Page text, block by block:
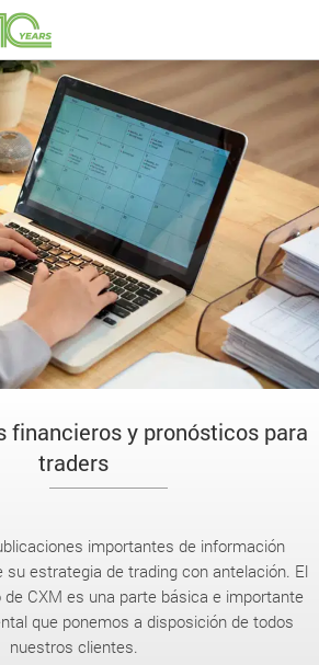
financieros y pronósticos para
traders
importantes de información
su estrategia de trading con antelación. El
CXM es una parte básica e importante
que ponemos a disposición de todos
nuestros clientes.